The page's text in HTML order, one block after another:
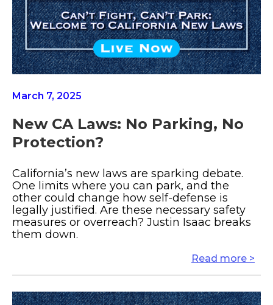
March 7, 2025
New CA Laws: No Parking, No
Protection?
California’s new laws are sparking debate.
One limits where you can park, and the
other could change how self-defense is
legally justified. Are these necessary safety
measures or overreach? Justin Isaac breaks
them down.
Read more >